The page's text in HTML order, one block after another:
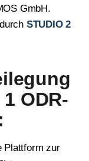
GmbH.
STUDIO 2
ODR-
Platt­form zur